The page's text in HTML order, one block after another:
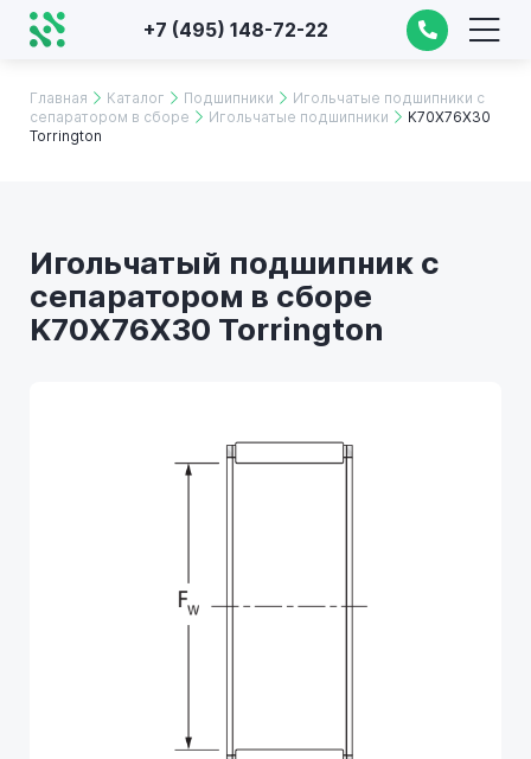
+7 (495) 148-72-22
Главная Каталог Подшипники
Игольчатые подшипники с
сепаратором в сборе
Игольчатые подшипники
K70X76X30
Torrington
Игольчатый подшипник с
сепаратором в сборе
K70X76X30 Torrington